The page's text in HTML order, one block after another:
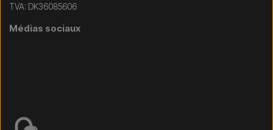
TVA: DK36085606
Médias sociaux